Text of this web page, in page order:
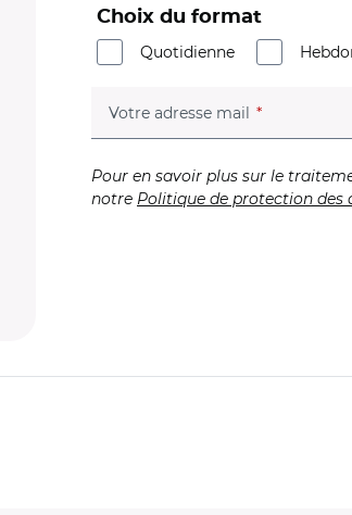
Choix du format
Quotidienne
Votre adresse mail (champ
Pour en savoir plus sur le
notre Politique de protection des